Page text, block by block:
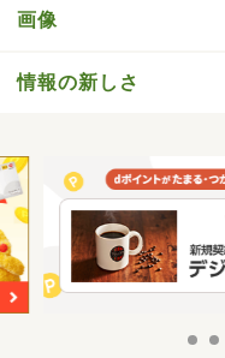
画像
情報の新しさ